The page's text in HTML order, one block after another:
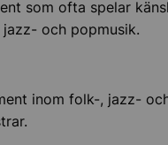
som ofta spelar
och popmusik.
inom folk-, jazz-